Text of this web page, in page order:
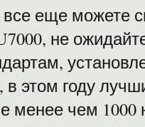
еще можете
не
этом году
менее чем 1000